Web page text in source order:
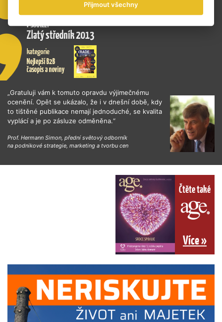
„Gratuluji vám k tomuto opravdu výjimečnému
ocenění. Opět se ukázalo, že i v dnešní době, kdy
to tištěné publikace nemají jednoduché, se kvalita
vyplácí a je po zásluze odměněna.“
Prof. Hermann Simon, přední světový odborník
na podnikové strategie, marketing a tvorbu cen
Čtěte také
Více »
Přijmout všechny